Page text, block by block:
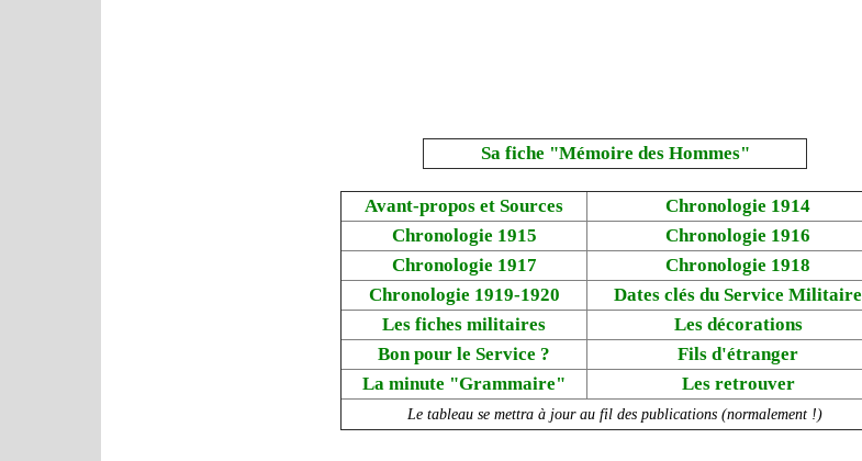
Sa fiche "Mémoire des Hommes"
Avant-propos et Sources
Chronologie 1914
Chronologie 1915
Chronologie 1916
Chronologie 1917
Chronologie 1918
Chronologie 1919-1920
Dates clés du Service Militaire
Les fiches militaires
Les décorations
Bon pour le Service ?
Fils d'étranger
La minute "Grammaire"
Les retrouver
Le tableau se mettra à jour au fil des publications (normalement !)